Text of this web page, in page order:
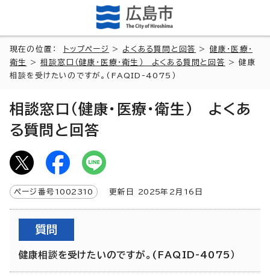
現在の位置： トップページ > よくある質問と回答 > 健康・医療・
衛生
>相談窓口（健康・医療・衛生） よくある質問と回答
> 健康
相談を受けたいのですが。(FAQID-4075）
相談窓口（健康・医療・衛生） よくあ
る質問と回答
ページ番号 1002310 更新日 2025年2月 16 日
質問
健康相談を受けたいのですが。(FAQID-4075）